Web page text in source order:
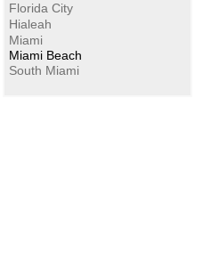
Florida City
Hialeah
Miami
Miami Beach
South Miami